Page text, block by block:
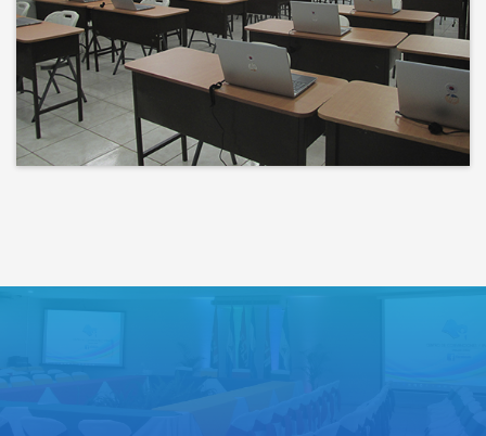
Bienvenidos a un espacio donde
las ideas cobran voz y el
conocimiento se comparte
todos tus mañanas